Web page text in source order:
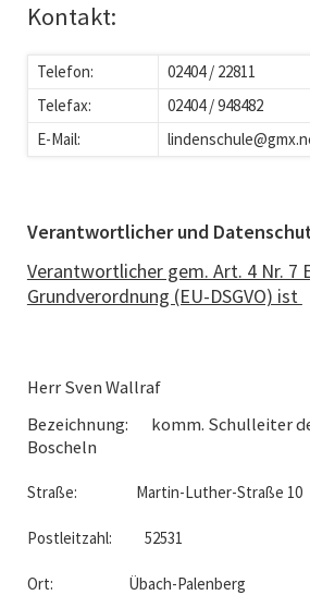
Kontakt:
Telefon:
02404 / 22811
Telefax:
02404 / 948482
E-Mail:
Verantwortlicher und
Verantwortlicher gem. Art. 4 Nr. 7
Grundverordnung (EU-DSGVO) ist
Herr Sven Wallraf
Bezeichnung: komm. Schulleiter
Boscheln
Straße: Martin-Luther-Straße 10
Postleitzahl: 52531
Ort: Übach-Palenberg